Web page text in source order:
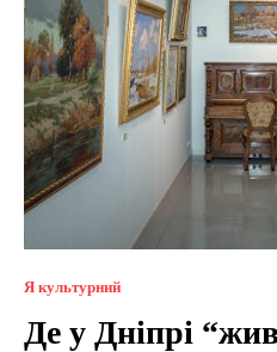
Я культурний
Де у Дніпрі